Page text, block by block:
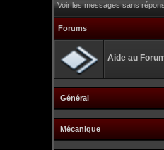
Voir les messages sans
Forums
Aide au
Général
Mécanique